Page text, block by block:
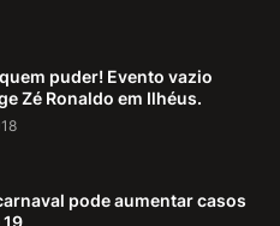
puder! Evento vazio
Zé Ronaldo em Ilhéus.
pode aumentar casos